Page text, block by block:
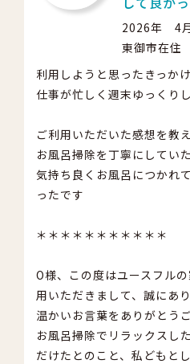
2026年 4
東御市在
利用しようと思ったきっか
仕事が忙しく週末ゆっくり
ご利用いただいた感想を教
お風呂掃除を丁寧にしてい
気持ち良くお風呂につかれ
ったです
＊＊＊＊＊＊＊＊＊＊＊
O様、この度はユースフル
用いただきまして、誠にあ
温かいお言葉をありがとう
お風呂掃除でリラックスし
だけたとのこと、私どもと